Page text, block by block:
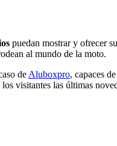
puedan mostrar y ofrecer
al mundo de la moto.
de Aluboxpro, capaces de
visitantes las últimas